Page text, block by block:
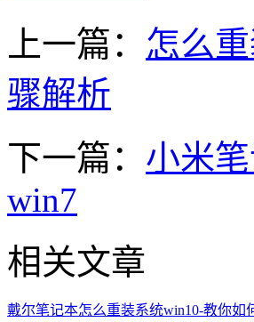
上一篇： 怎么
骤解析
下一篇： 小米
win7
相关文章
戴尔笔记本怎么重装系统win10-教你如